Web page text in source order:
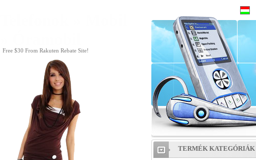
TERMÉK KATEGÓRIÁK
Free $30 From Rakuten Rebate Site!